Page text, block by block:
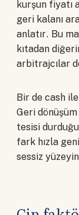
kurşun fiyatı
geri kalanı
anlatır. Bu
kıtadan
arbitrajcılar
Bir de cash
Geri
tesisi
fark hızla
sessiz